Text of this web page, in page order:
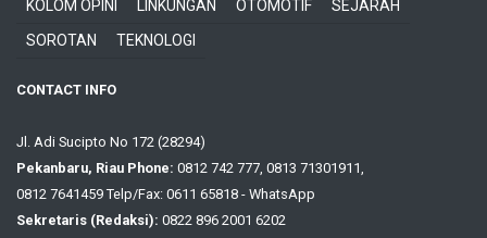
KOLOM OPINI
LINKUNGAN OTOMOTIF
SEJARAH
SOROTAN
TEKNOLOGI
CONTACT INFO
Jl. Adi Sucipto No 172 (28294)
Pekanbaru, Riau Phone: 0812 742 777, 0813 71301911,
0812 7641459 Telp/Fax: 0611 65818 - WhatsApp
Sekretaris (Redaksi): 0822 896 2001 6202